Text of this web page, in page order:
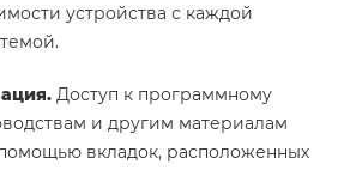
устройства с каждой
Доступ к программному
и другим материалам
вкладок, расположенных